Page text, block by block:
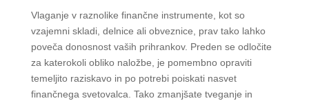
Vlaganje v raznolike finančne instrumente, kot so
vzajemni skladi, delnice ali obveznice, prav tako lahko
poveča donosnost vaših prihrankov. Preden se odločite
za katerokoli obliko naložbe, je pomembno opraviti
temeljito raziskavo in po potrebi poiskati nasvet
finančnega svetovalca. Tako zmanjšate tveganje in